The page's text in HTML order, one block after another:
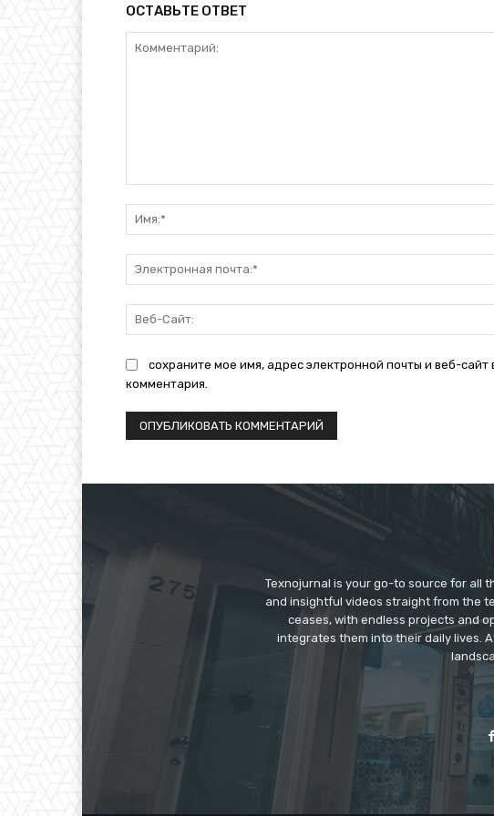
ОСТАВЬТЕ ОТВЕТ
сохраните мое имя, адрес электронной почты и веб-
комментария.
Texnojurnal is your go-to source for all
and insightful videos straight from the
ceases, with endless projects and
integrates them into their daily lives.